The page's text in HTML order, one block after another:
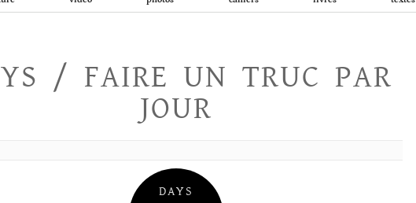
/ FAIRE UN TRUC PAR
JOUR
DAYS